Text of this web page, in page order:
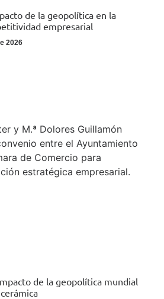
de la geopolítica en la
empresarial
2026
de la geopolítica mundial